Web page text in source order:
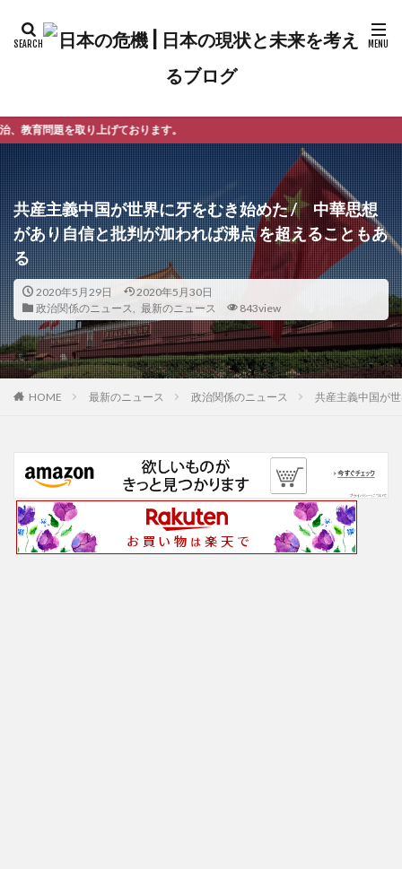
ります。
共産主義中国が世界に牙をむき始めた / 中華思想
があり自信と批判が加われば沸点 を超えることもあ
る
2020年5月29日
2020年5月30日
政治関係のニュース
最新のニュース 843view
HOME 最新のニュース 政治関係のニュース 共産主義中国が